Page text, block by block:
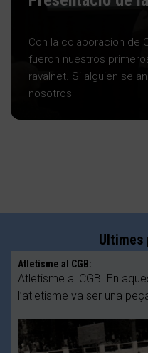
Con la colaboracion de
fueron nuestros
ravalnet. Si alguien se
nosotros
Ultimes
Atletisme al CGB:
Atletisme al CGB. En
l’atletisme va ser una